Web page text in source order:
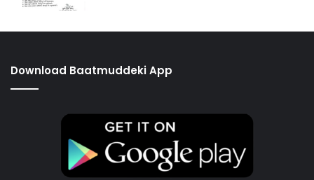
Download Baatmuddeki App